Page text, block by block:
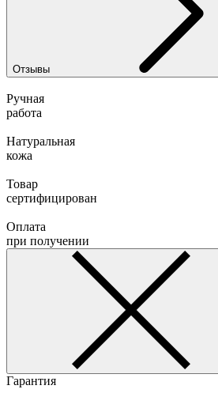
Отзывы
Ручная
работа
Натуральная
кожа
Товар
сертифицирован
Оплата
при получении
Гарантия